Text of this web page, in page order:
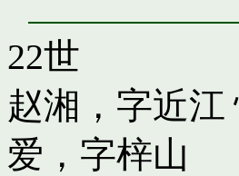
22世
赵湘，字近江
爱，字梓山